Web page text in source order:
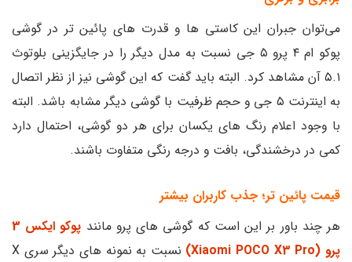
می‌توان جبران این کاستی ها و قدرت های پائین تر در گوشی
پوکو ام ۴ پرو ۵ جی نسبت به مدل دیگر را در جایگزینی بلوتوث
۵.۱ آن مشاهد کرد. البته باید گفت که این گوشی نیز از نظر اتصال
به اینترنت ۵ جی و حجم ظرفیت با گوشی دیگر مشابه باشد. البته
با وجود اعلام رنگ های یکسان برای هر دو گوشی، احتمال دارد
کمی در درخشندگی، بافت و درجه رنگی متفاوت باشند.
قیمت پائین تر؛ جذب کاربران بیشتر
هر چند باور بر این است که گوشی های پرو مانند
پوکو ایکس 3
پرو (Xiaomi POCO X3 Pro)
نسبت به نمونه های دیگر سری X